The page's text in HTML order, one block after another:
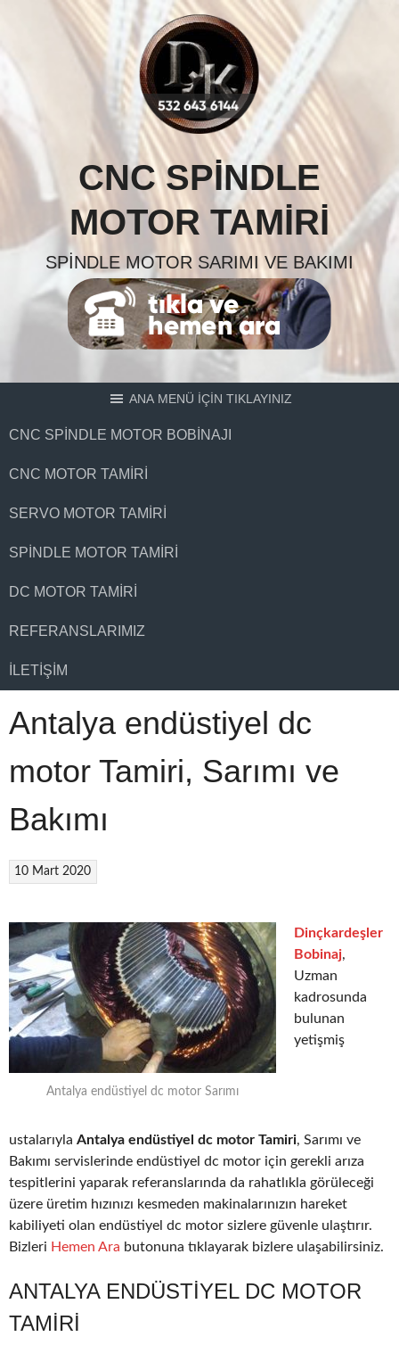
CNC SPINDLE
MOTOR TAMIRI
SPINDLE MOTOR SARIMI VE BAKIMI
ANA MENÜ İÇİN TIKLAYINIZ
CNC SPINDLE MOTOR BOBINAJI
CNC MOTOR TAMIRI
SERVO MOTOR TAMIRI
SPINDLE MOTOR TAMIRI
DC MOTOR TAMIRI
REFERANSLARIMIZ
İLETIŞIM
Antalya endüstiyel dc
motor Tamiri, Sarımı ve
Bakımı
10 Mart 2020
Antalya endüstiyel dc motor Sarımı
Dinçkardeşler
Bobinaj,
Uzman
kadrosunda
bulunan
yetişmiş
ustalarıyla Antalya endüstiyel dc motor Tamiri, Sarımı ve
Bakımı servislerinde endüstiyel dc motor için gerekli arıza
tespitlerini yaparak referanslarında da rahatlıkla görüleceği
üzere üretim hızınızı kesmeden makinalarınızın hareket
kabiliyeti olan endüstiyel dc motor sizlere güvenle ulaştırır.
Bizleri Hemen Ara butonuna tıklayarak bizlere ulaşabilirsiniz.
ANTALYA ENDÜSTIYEL DC MOTOR
TAMIRI